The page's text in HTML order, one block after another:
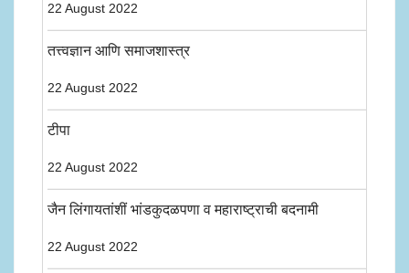
22 August 2022
तत्त्वज्ञान आणि समाजशास्त्र
22 August 2022
टीपा
22 August 2022
जैन लिंगायतांशीं भांडकुदळपणा व महाराष्ट्राची बदनामी
22 August 2022